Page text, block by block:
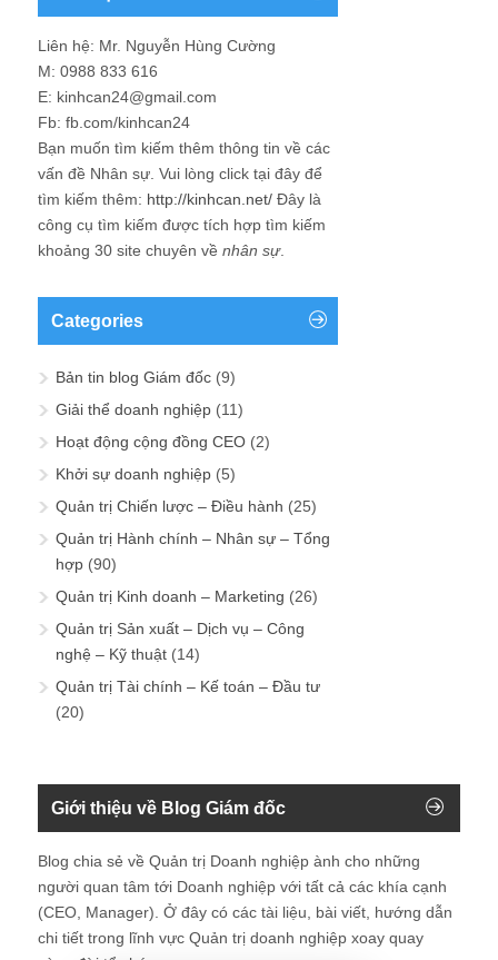
Liên hệ: Mr. Nguyễn Hùng Cường
M: 0988 833 616
E: kinhcan24@gmail.com
Fb: fb.com/kinhcan24
Bạn muốn tìm kiếm thêm thông tin về các
vấn đề Nhân sự . Vui lòng click tại đây để
tìm kiếm thêm: http://kinhcan.net/ Đây là
công cụ tìm kiếm được tích hợp tìm kiếm
khoảng 30 site chuyên về nhân sự.
Categories
Bản tin blog Giám đốc (9)
Giải thể doanh nghiệp (11)
Hoạt động cộng đồng CEO (2)
Khởi sự doanh nghiệp (5)
Quản trị Chiến lược – Điều hành (25)
Quản trị Hành chính – Nhân sự – Tổng
hợp (90)
Quản trị Kinh doanh – Marketing (26)
Quản trị Sản xuất – Dịch vụ – Công
nghệ – Kỹ thuật (14)
Quản trị Tài chính – Kế toán – Đầu tư
(20)
Giới thiệu về Blog Giám đốc
Blog chia sẻ về Quản trị Doanh nghiệp ành cho những
người quan tâm tới Doanh nghiệp với tất cả các khía cạnh
(CEO, Manager). Ở đây có các tài liệu, bài viết, hướng dẫn
chi tiết trong lĩnh vực Quản trị doanh nghiệp xoay quay